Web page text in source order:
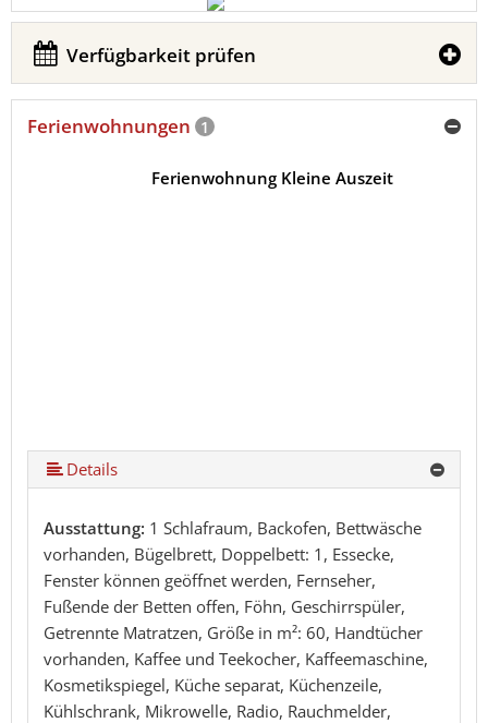
Verfügbarkeit prüfen
Ferienwohnungen 1
Ferienwohnung Kleine Auszeit
Details
Ausstattung: 1 Schlafraum, Backofen, Bettwäsche
vorhanden, Bügelbrett, Doppelbett: 1, Essecke,
Fenster können geöffnet werden, Fernseher,
Fußende der Betten offen, Föhn, Geschirrspüler,
Getrennte Matratzen, Größe in m²: 60, Handtücher
vorhanden, Kaffee und Teekocher, Kaffeemaschine,
Kosmetikspiegel, Küche separat, Küchenzeile,
Kühlschrank, Mikrowelle, Radio, Rauchmelder,